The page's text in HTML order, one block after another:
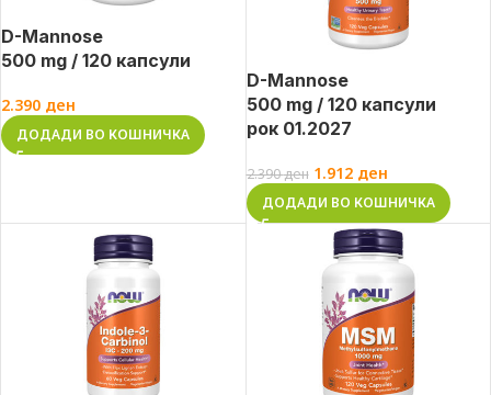
D-Mannose
500 mg / 120 капсули
2.390 ден
ДОДАДИ ВО КОШНИЧКА
D-Mannose
500 mg / 120 капсули
рок 01.2027
2.390ден 1.912 ден
ДОДАДИ ВО КОШНИЧКА